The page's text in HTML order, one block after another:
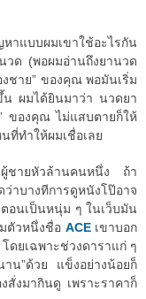
าแบบผมเขาใช้อะไรกัน
วด (พอผมอ่านถึงยานวด
งชาย” ของคุณ พอมันเริ่ม
ผมได้ยินมาว่า นวดยา
ของคุณ ไม่แสบตายก็ให้
ที่ทำให้ผมเชื่อเลย
ผู้ชายหัวล้านคนหนึ่ง ถ้า
าบางทีการดูหนังโป๊อาจ
อนเป็นหนุ่ม ๆ ในเว็บมัน
ตัวหนึ่งชื่อ ACEเขาบอก
ดยเฉพาะช่วงดาราแก่ ๆ
น”ด้วย แข็งอย่างน้อยก็
สั่งมากินดู เพราะราคาก็